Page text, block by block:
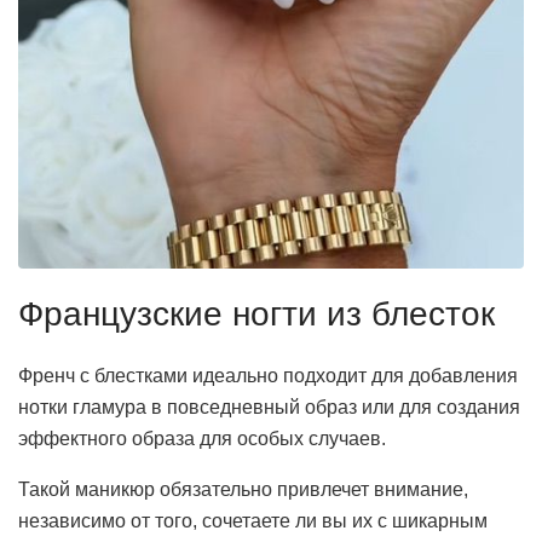
Французские ногти из блесток
Френч с блестками идеально подходит для добавления
нотки гламура в повседневный образ или для создания
эффектного образа для особых случаев.
Такой маникюр обязательно привлечет внимание,
независимо от того, сочетаете ли вы их с шикарным